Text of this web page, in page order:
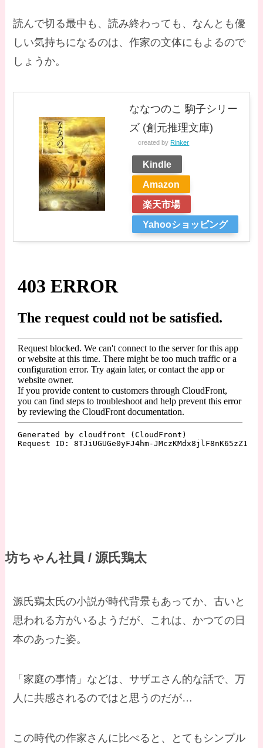
読んで切る最中も、読み終わっても、なんとも優
しい気持ちになるのは、作家の文体にもよるので
しょうか。
ななつのこ 駒子シリー
ズ (創元推理文庫)
created by Rinker
Kindle
Amazon
楽天市場
Yahooショッピング
坊ちゃん社員 / 源氏鶏太
源氏鶏太氏の小説が時代背景もあってか、古いと
思われる方がいるようだが、これは、かつての日
本のあった姿。
「家庭の事情」などは、サザエさん的な話で、万
人に共感されるのではと思うのだが…
この時代の作家さんに比べると、とてもシンプル